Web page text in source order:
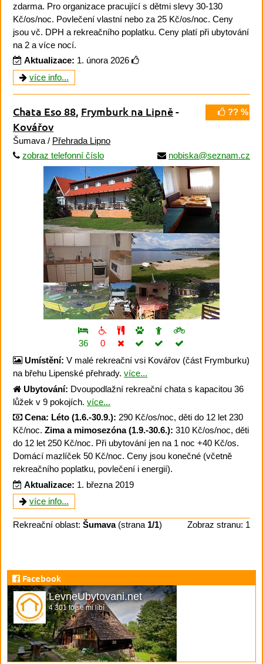
zdarma. Pro organizace pracující s dětmi slevy 30-130
Kč/os/noc. Povlečení vlastní nebo za 25 Kč/os/noc. Ceny
jsou vč. DPH a rekreačního poplatku. Ceny platí při ubytování
na 2 a více nocí.
Aktualizace: 1. února 2026
více info...
?? %
Chata Eso 88 Frymburk na Lipně-
Kovářov
Šumava / Přehrada Lipno
zobraz telefonní číslo
nobiska@seznam.cz
36
0
Umístění: V malé rekreační vsi Kovářov (část Frymburku)
na břehu Lipenské přehrady. více...
Ubytování: Dvoupodlažní rekreační chata s kapacitou 36
lůžek v 9 pokojích. více...
Cena: Léto (1.6.-30.9.): 290 Kč/os/noc, děti do 12 let 230
Kč/noc. Zima a mimosezóna (1.9.-30.6.): 310 Kč/os/noc, děti
do 12 let 250 Kč/noc. Při ubytování jen na 1 noc +40 Kč/os.
Domácí mazlíček 50 Kč/noc. Ceny jsou konečné (včetně
rekreačního poplatku, povlečení i energií).
Aktualizace: 1. března 2019
více info...
Rekreační oblast: Šumava(strana 1/1) Zobraz stranu: 1
Facebook
LevneUbytovani.net
4 301 to se mi líbí